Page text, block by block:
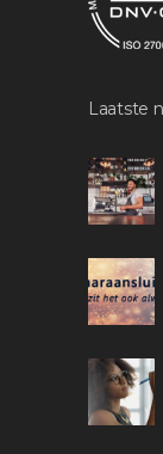
Laatste